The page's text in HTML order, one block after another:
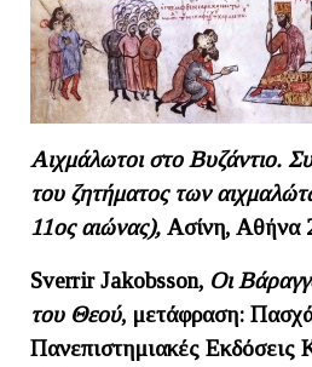
Αιχμάλωτοι στο Βυζάντιο.
του ζητήματος των
11ος αιώνας), Ασίνη, Αθήνα
Sverrir Jakobsson, Οι
του Θεού, μετάφραση:
Πανεπιστημιακές